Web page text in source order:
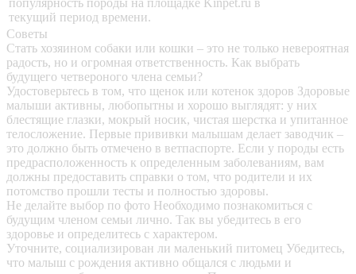
популярность породы на площадке Kinpet.ru в
текущий период времени.
Советы
Стать хозяином собаки или кошки – это не только невероятная
радость, но и огромная ответственность. Как выбрать
будущего четвероного члена семьи?
Удостоверьтесь в том, что щенок или котенок здоров Здоровые
малыши активны, любопытны и хорошо выглядят: у них
блестящие глазки, мокрый носик, чистая шерстка и упитанное
телосложение. Первые прививки малышам делает заводчик –
это должно быть отмечено в ветпаспорте. Если у породы есть
предрасположенность к определенным заболеваниям, вам
должны предоставить справки о том, что родители и их
потомство прошли тесты и полностью здоровы.
Не делайте выбор по фото Необходимо познакомиться с
будущим членом семьи лично. Так вы убедитесь в его
здоровье и определитесь с характером.
Уточните, социализирован ли маленький питомец Убедитесь,
что малыш с рождения активно общался с людьми и